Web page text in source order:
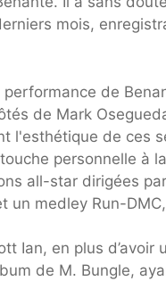
mois,
performance de
de Mark
l'esthétique de ces
personnelle à
all-star dirigées
un medley Run-
Ian, en plus
de M. Bungle,